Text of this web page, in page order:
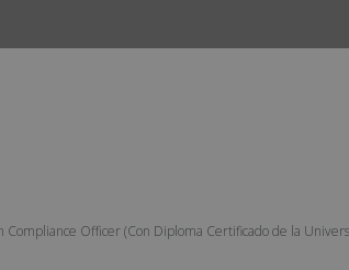
Officer (Con Diploma Certificado de la